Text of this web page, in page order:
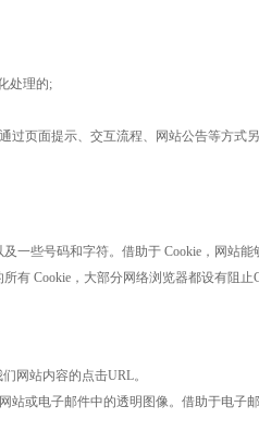
处理的;
页面提示、交互流程、网站公告等方式
一些号码和字符。借助于 Cookie，网站能
有 Cookie，大部分网络浏览器都设有阻
网站内容的点击URL。
或电子邮件中的透明图像。借助于电子